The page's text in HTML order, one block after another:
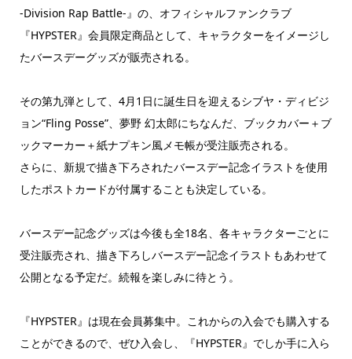
-Division Rap Battle-』の、オフィシャルファンクラブ
『HYPSTER』会員限定商品として、キャラクターをイメージし
たバースデーグッズが販売される。
その第九弾として、4月1日に誕生日を迎えるシブヤ・ディビジ
ョン“Fling Posse”、夢野 幻太郎にちなんだ、ブックカバー＋ブ
ックマーカー＋紙ナプキン風メモ帳が受注販売される。
さらに、新規で描き下ろされたバースデー記念イラストを使用
したポストカードが付属することも決定している。
バースデー記念グッズは今後も全18名、各キャラクターごとに
受注販売され、描き下ろしバースデー記念イラストもあわせて
公開となる予定だ。続報を楽しみに待とう。
『HYPSTER』は現在会員募集中。これからの入会でも購入する
ことができるので、ぜひ入会し、『HYPSTER』でしか手に入ら